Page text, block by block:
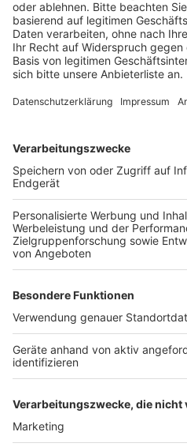
Pflegenden in
vollstationären
andere Menschen mit
sowie
zurückliegenden
Von der STIKO heißt es auch:
"Auf Grundlage neuer
Ehrlich-Instituts (PEI) und
Daten hat die STIKO ihre
Impfempfehlung
dem Impfstoff Comirnaty
Empfehlung gilt sowohl
Grundimmunisierung als
Auffrischimpfungen."
Zur Pressemitteilung
Anzeige